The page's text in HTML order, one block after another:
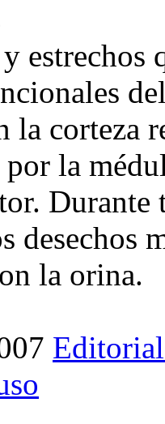
estrechos
la corteza
la
Durante
desechos
la orina.